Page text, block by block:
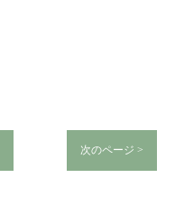
次のページ >